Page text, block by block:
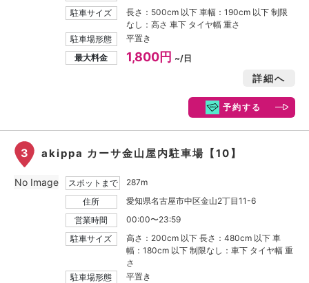
駐車サイズ
長さ：500cm 以下 車幅：190cm 以下 制限
なし：高さ 車下 タイヤ幅 重さ
駐車場形態
平置き
最大料金
1,800円 ~/日
詳細へ
予約する
3 akippa カーサ金山屋内駐車場【10】
スポットまで
287m
住所
愛知県名古屋市中区金山2丁目11-6
営業時間
00:00〜23:59
駐車サイズ
高さ：200cm 以下 長さ：480cm 以下 車
幅：180cm 以下 制限なし：車下 タイヤ幅 重
さ
駐車場形態
平置き
No Image